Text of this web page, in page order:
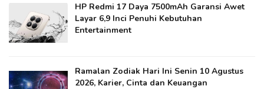
HP Redmi 17 Daya 7500mAh Garansi Awet
Layar 6,9 Inci Penuhi Kebutuhan
Entertainment
Ramalan Zodiak Hari Ini Senin 10 Agustus
2026, Karier, Cinta dan Keuangan